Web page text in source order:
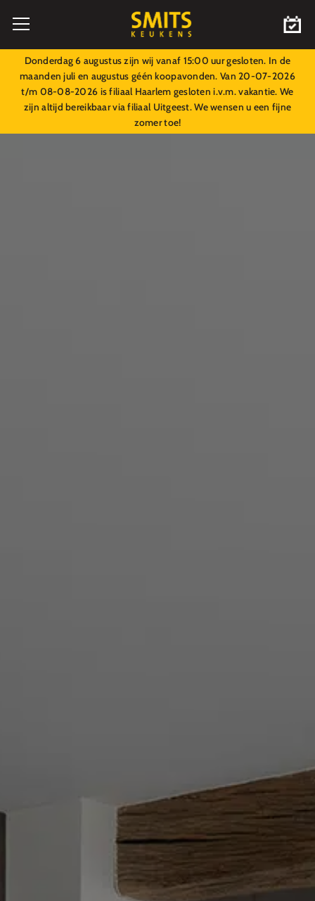
Donderdag 6 augustus zijn wij vanaf 15:00 uur gesloten. In de
maanden juli en augustus géén koopavonden. Van 20-07-2026
t/m 08-08-2026 is filiaal Haarlem gesloten i.v.m. vakantie. We
zijn altijd bereikbaar via filiaal Uitgeest. We wensen u een fijne
zomer toe!